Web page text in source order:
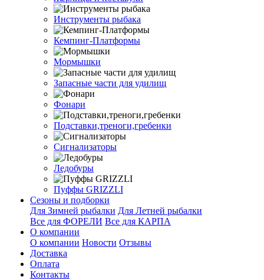
Инструменты рыбака
Кемпинг-Платформы
Мормышки
Запасные части для удилищ
Фонари
Подставки,треноги,гребенки
Сигнализаторы
Ледобуры
Пуффы GRIZZLI
Сезоны и подборки
Для Зимней рыбалки Для Летней рыбалки
Все для ФОРЕЛИ Все для КАРПА
О компании
О компании Новости Отзывы
Доставка
Оплата
Контакты